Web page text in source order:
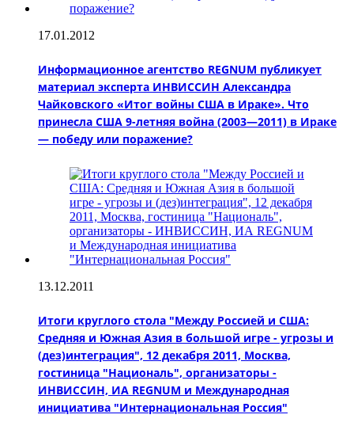
17.01.2012
Информационное агентство REGNUM публикует
материал эксперта ИНВИССИН Александра
Чайковского «Итог войны США в Ираке». Что
принесла США 9-летняя война (2003—2011) в Ираке
— победу или поражение?
13.12.2011
Итоги круглого стола "Между Россией и США:
Средняя и Южная Азия в большой игре - угрозы и
(дез)интеграция", 12 декабря 2011, Москва,
гостиница "Националь", организаторы -
ИНВИССИН, ИА REGNUM и Международная
инициатива "Интернациональная Россия"